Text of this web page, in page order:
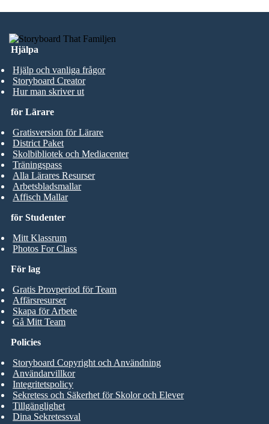
Hjälpa
Hjälp och vanliga frågor
Storyboard Creator
Hur man skriver ut
för Studenter
Mitt Klassrum
Photos For Class
för Lärare
Gratisversion för Lärare
District Paket
Skolbibliotek och Mediacenter
Träningspass
Alla Lärares Resurser
Arbetsbladsmallar
Affisch Mallar
För lag
Gratis Provperiod för Team
Affärsresurser
Skapa för Arbete
Gå Mitt Team
Policies
Storyboard Copyright och Användning
Användarvillkor
Integritetspolicy
Sekretess och Säkerhet för Skolor och Elever
Tillgänglighet
Dina Sekretessval